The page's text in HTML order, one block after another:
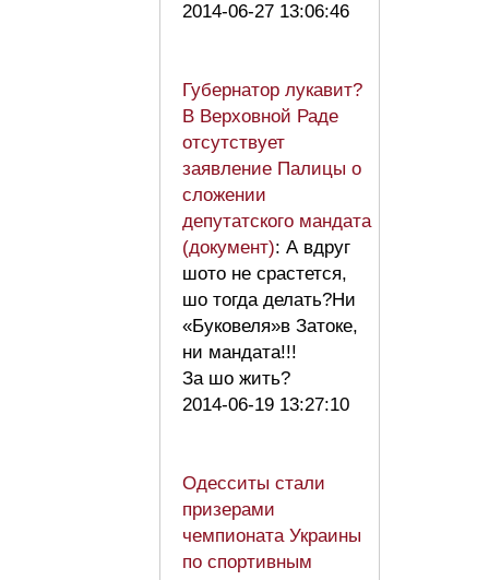
2014-06-27 13:06:46
Губернатор лукавит?
В Верховной Раде
отсутствует
заявление Палицы о
сложении
депутатского мандата
(документ): А вдруг
шото не срастется,
шо тогда делать?Ни
«Буковеля»в Затоке,
ни мандата!!!
За шо жить?
2014-06-19 13:27:10
Одесситы стали
призерами
чемпионата Украины
по спортивным